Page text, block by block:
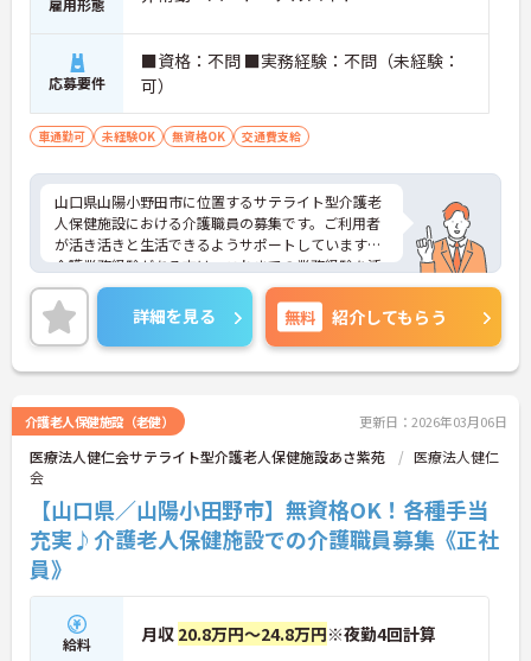
応募要件
■資格：不問 ■実務経験：不問（未経験：
可）
車通勤可 未経験OK 無資格OK 交通費支給
山口県山陽小野田市に位置するサテライト型介護老
人保健施設における介護職員の募集です。ご利用者
が活き活きと生活できるようサポートしています。
介護業務経験がある方は、これまでの業務経験を活
かしながら就業できる環境です。ご利用者に寄り添
って介護サービスを提供を行っていただける方を募
集しています。
ご興味のある方には、面接対策ポイントなど、さら
に詳細をお話しいたしますのでお気軽にご相談くだ
詳細を見る 無料 紹介してもらう
介護老人保健施設（老健） 更新日：2026年03月06日
医療法人健仁会サテライト型介護老人保健施設あさ紫苑
医療法人健仁
会
【山口県／山陽小田野市】無資格OK！各種手当
充実♪介護老人保健施設での介護職員募集《正社
員》
給料 月収 20.8万円～24.8万円※夜勤4回計算